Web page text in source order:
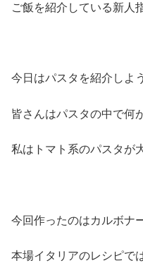
ご飯を紹介している新人
今日はパスタを紹介しよ
皆さんはパスタの中で何
私はトマト系のパスタが
今回作ったのはカルボナ
本場イタリアのレシピで